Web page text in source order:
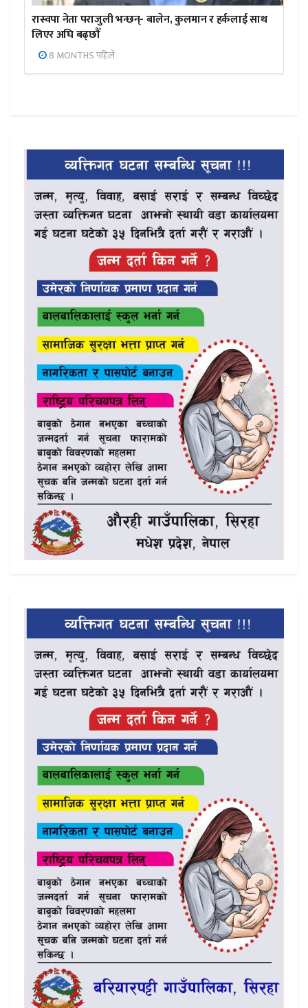
रास्वपा नेता पराजुली भन्छन्- बालेन, कुलमान र हर्कलाई साथ
लिएर अघि बढ्छौँ
8 MONTHS पहिले